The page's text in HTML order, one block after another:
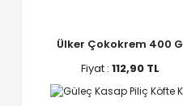
Ülker Çokokrem 400 G
Fiyat : 112,90 TL